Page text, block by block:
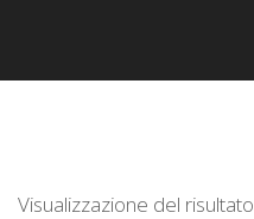
Visualizzazione del risultato